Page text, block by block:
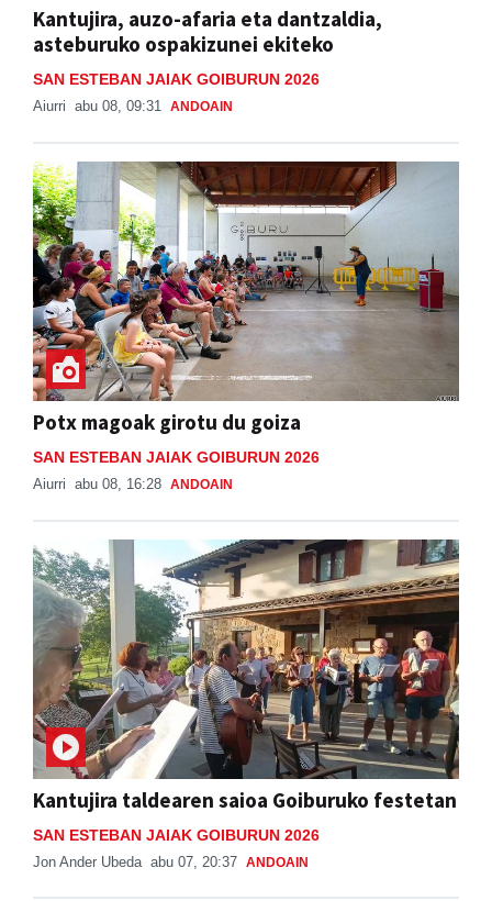
Kantujira, auzo-afaria eta dantzaldia,
asteburuko ospakizunei ekiteko
SAN ESTEBAN JAIAK GOIBURUN 2026
Aiurri abu 08, 09:31 ANDOAIN
Potx magoak girotu du goiza
SAN ESTEBAN JAIAK GOIBURUN 2026
Aiurri abu 08, 16:28 ANDOAIN
Kantujira taldearen saioa Goiburuko festetan
SAN ESTEBAN JAIAK GOIBURUN 2026
Jon Ander Ubeda abu 07, 20:37 ANDOAIN